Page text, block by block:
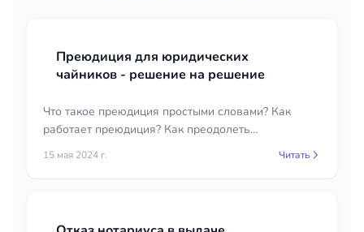
Преюдиция для юридических
чайников - решение на решение
Что такое преюдиция простыми словами? Как
работает преюдиция? Как преодолеть
преюдицию? Для новичка это довольно тяжело,
15 мая 2024 г. Читать